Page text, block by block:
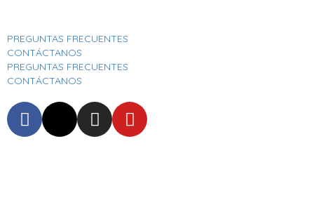
PREGUNTAS FRECUENTES
CONTÁCTANOS
PREGUNTAS FRECUENTES
CONTÁCTANOS